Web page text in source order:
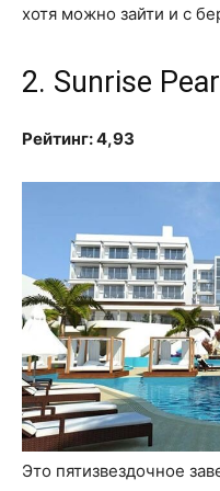
хотя можно зайти и с
2. Sunrise
Рейтинг: 4,93
Это пятизвездочное